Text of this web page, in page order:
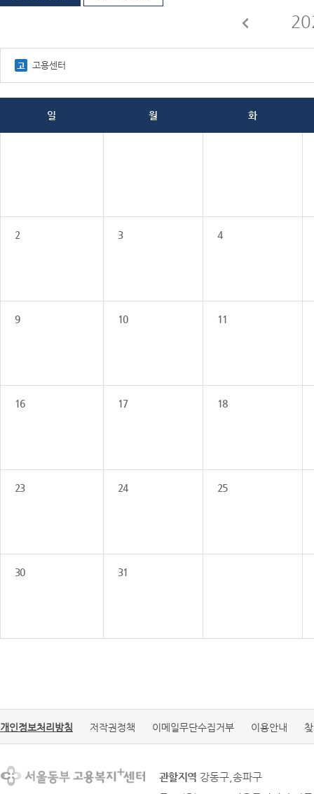
고용센터
일 월 화
2 3 4
9 10 11
16 17 18
23 24 25
30 31
개인정보처리방침 저작권정책 이메일무단수집거부 이용안내
관할지역 강동구,송파구